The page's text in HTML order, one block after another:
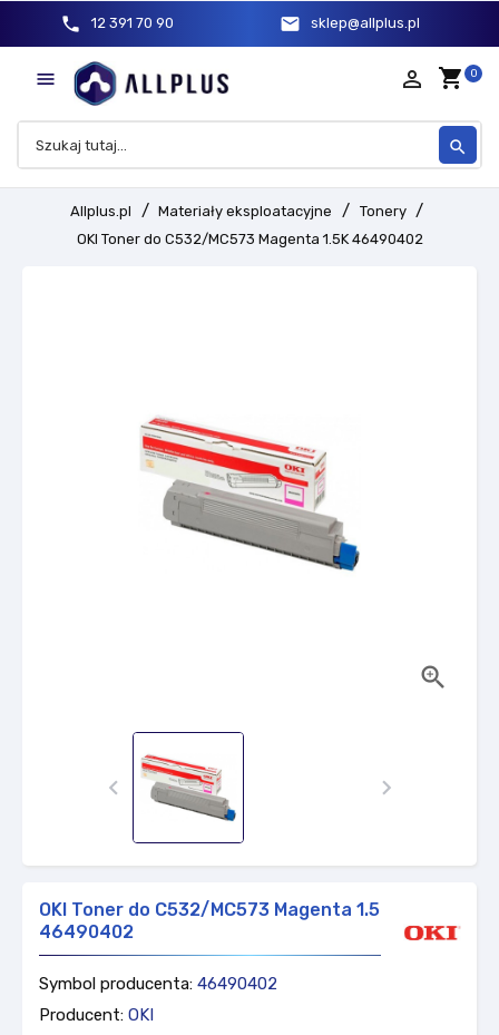
phone 12 391 70 90 mail sklep@allplus.pl
 shopping_cart 0
person_outline
search
Allplus.pl Materiały eksploatacyjne
Tonery
OKI Toner do C532/MC573 Magenta 1.5K 46490402

 
OKI Toner do C532/MC573 Magenta 1.5K
46490402
Symbol producenta: 46490402
Producent: OKI